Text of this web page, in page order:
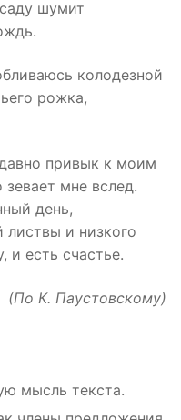
шумит
колодезной
рожка,
привык к моим
мне вслед.
день,
листвы и низкого
и есть счастье.
(По К. Паустовскому)
мысль текста.